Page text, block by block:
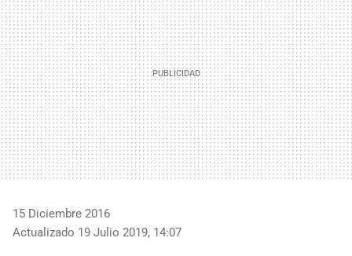
15 Diciembre 2016
Actualizado 19 Julio 2019, 14:07